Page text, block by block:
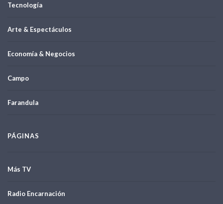
Tecnología
Arte & Espectáculos
Economía & Negocios
Campo
Farandula
PÁGINAS
Más TV
Radio Encarnación